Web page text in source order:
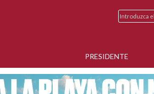
PRESIDENTE